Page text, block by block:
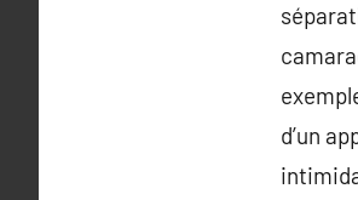
d’un